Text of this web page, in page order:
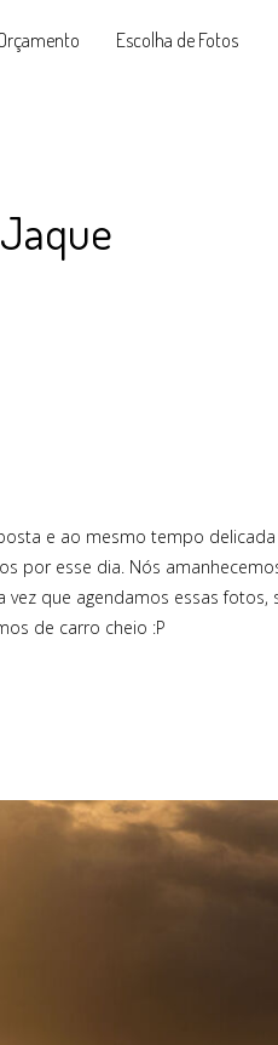
Escolha de Fotos
e ao mesmo tempo
por esse dia. Nós
que agendamos essas fotos,
de carro cheio :P